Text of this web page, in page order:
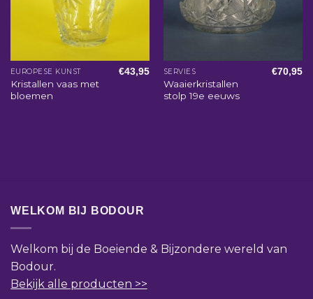
EUROPESE KUNST
Kristallen vaas met
bloemen
€43,95 SERVIES
Waaierkristallen
stolp 19e eeuws
€70,95
WELKOM BIJ BODOUR
Welkom bij de Boeiende & Bijzondere wereld van
Bodour.
Bekijk alle producten >>